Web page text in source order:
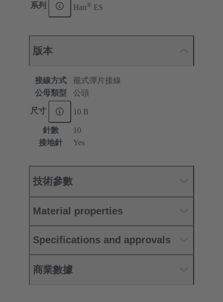
系列 Han® ES
版本
接線方式
籠式彈片接線
公母類型
公頭
尺寸 10 B
針數
10
接地針
Yes
技術參數
Material properties
Specifications and approvals
商業數據